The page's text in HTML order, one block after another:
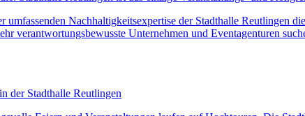
Nachhaltigkeitsexpertise der Stadthalle Reutlingen
verantwortungsbewusste Unternehmen und Eventagenturen
der Stadthalle Reutlingen